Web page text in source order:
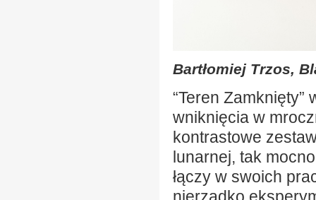
Bartłomiej Trzos,
“Teren Zamknięty”
wniknięcia w
kontrastowe
lunarnej, tak
łączy w swoich